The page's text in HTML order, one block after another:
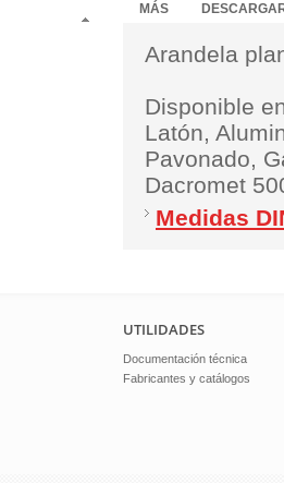
MÁS
Arandela
Disponible
Latón,
Pavonado,
Dacromet
Medidas
UTILIDADES
Documentación técnica
Fabricantes y catálogos